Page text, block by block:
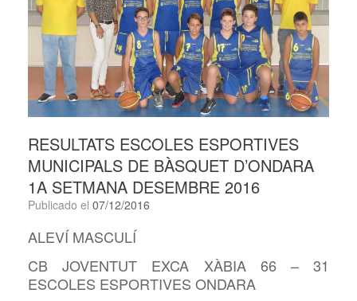
RESULTATS ESCOLES ESPORTIVES
MUNICIPALS DE BÀSQUET D’ONDARA
1A SETMANA DESEMBRE 2016
Publicado el 07/12/2016
ALEVÍ MASCULÍ
CB JOVENTUT EXCA XÀBIA 66 – 31
ESCOLES ESPORTIVES ONDARA